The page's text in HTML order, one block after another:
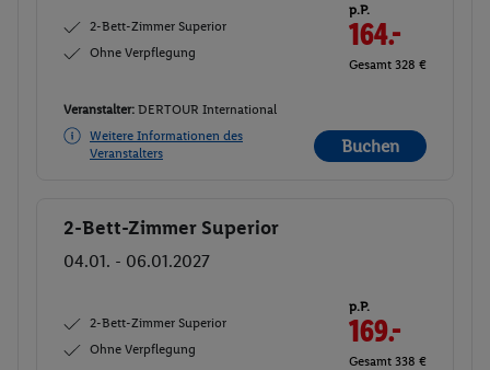
2-Bett-Zimmer Superior
Ohne Verpflegung
p.P.
164.-
Gesamt 328 €
Veranstalter: DERTOUR International
Weitere Informationen des
Veranstalters
Buchen
Buchen
2-Bett-Zimmer Superior
04.01. - 06.01.2027
2-Bett-Zimmer Superior
Ohne Verpflegung
p.P.
169.-
Gesamt 338 €